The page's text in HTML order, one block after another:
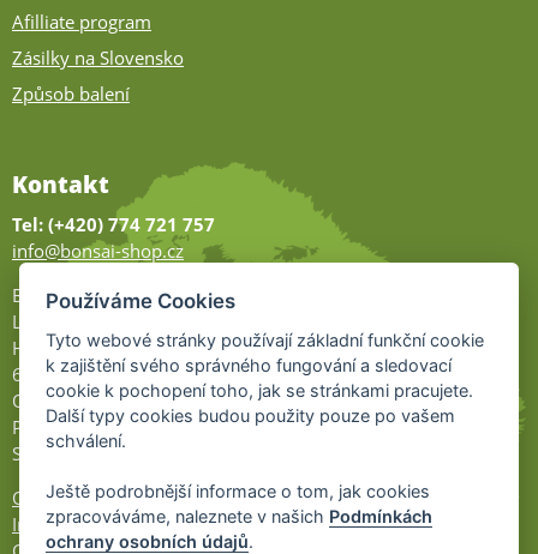
Afilliate program
Zásilky na Slovensko
Způsob balení
Kontakt
Tel: (+420) 774 721 757
info@bonsai-shop.cz
Bonsai-shop
Legionářů 2
Hodonín
695 01
Otevřeno:
Po-Pá 9-17
So 9-11:30
Ochrana osobních údajů
Informace UKZÚZ
Používáme Cookies
Tyto webové stránky používají základní funkční cookie
k zajištění svého správného fungování a sledovací
cookie k pochopení toho, jak se stránkami pracujete.
Další typy cookies budou použity pouze po vašem
schválení.
Ještě podrobnější informace o tom, jak cookies
zpracováváme, naleznete v našich Podmínkách
ochrany osobních údajů.